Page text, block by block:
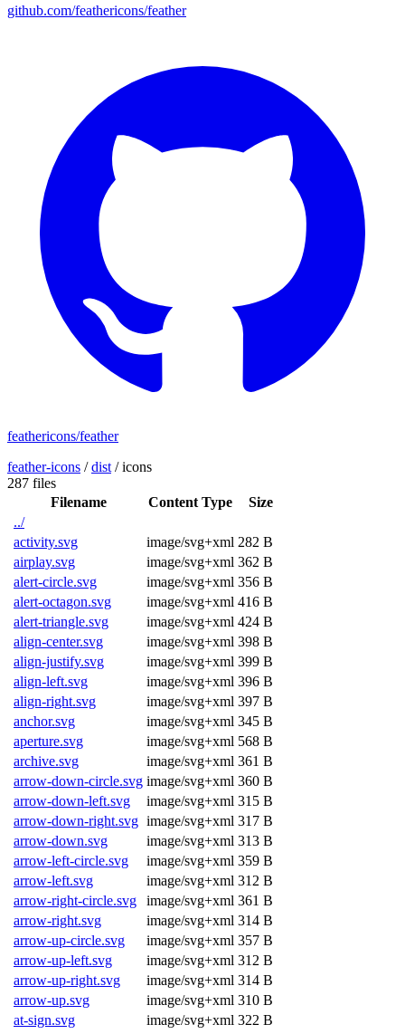
github.com/feathericons/feather
feathericons/feather
feather-icons /dist /icons
287 files
Filename
Content Type
Size
../
activity.svg
image/svg+xml 282 B
airplay.svg
image/svg+xml 362 B
alert-circle.svg
image/svg+xml 356 B
alert-octagon.svg
image/svg+xml 416 B
alert-triangle.svg
image/svg+xml 424 B
align-center.svg
image/svg+xml 398 B
align-justify.svg
image/svg+xml 399 B
align-left.svg
image/svg+xml 396 B
align-right.svg
image/svg+xml 397 B
anchor.svg
image/svg+xml 345 B
aperture.svg
image/svg+xml 568 B
archive.svg
image/svg+xml 361 B
arrow-down-circle.svg image/svg+xml 360 B
arrow-down-left.svg
image/svg+xml 315 B
arrow-down-right.svg image/svg+xml 317 B
arrow-down.svg
image/svg+xml 313 B
arrow-left-circle.svg
image/svg+xml 359 B
arrow-left.svg
image/svg+xml 312 B
arrow-right-circle.svg
image/svg+xml 361 B
arrow-right.svg
image/svg+xml 314 B
arrow-up-circle.svg
image/svg+xml 357 B
arrow-up-left.svg
image/svg+xml 312 B
arrow-up-right.svg
image/svg+xml 314 B
arrow-up.svg
image/svg+xml 310 B
at-sign.svg
image/svg+xml 322 B